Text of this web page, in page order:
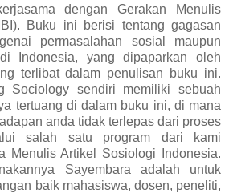
dengan Gerakan Menulis
Buku ini berisi tentang gagasan
permasalahan sosial maupun
Indonesia, yang dipaparkan oleh
terlibat dalam penulisan buku ini.
Sociology sendiri memiliki sebuah
tertuang di dalam buku ini, di mana
anda tidak terlepas dari proses
salah satu program dari kami
Menulis Artikel Sosiologi Indonesia.
Sayembara adalah untuk
baik mahasiswa, dosen, peneliti,